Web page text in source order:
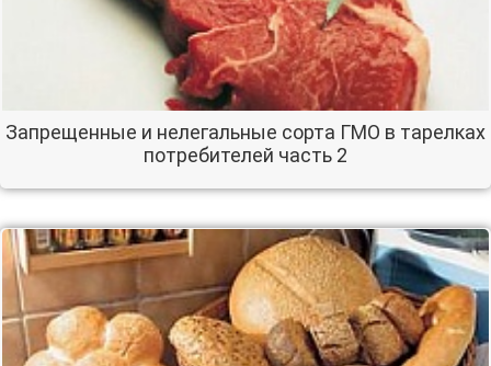
Запрещенные и нелегальные сорта ГМО в тарелках
потребителей часть 2